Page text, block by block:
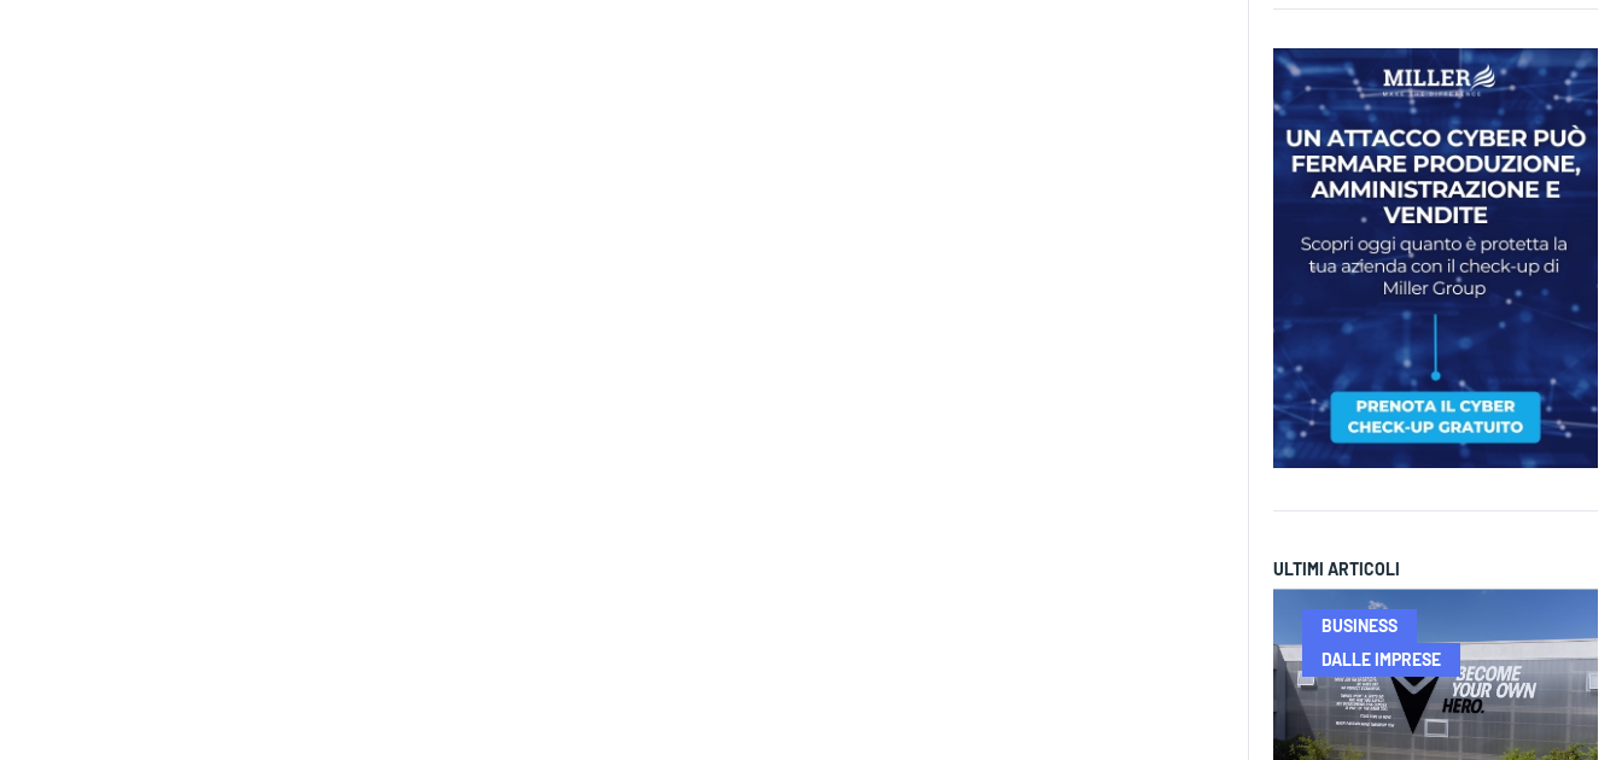
ULTIMI ARTICOLI
BUSINESS
DALLE IMPRESE